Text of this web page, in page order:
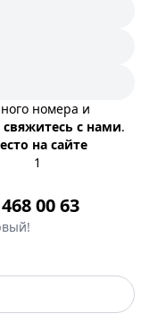
номера и
свяжитесь с нами.
на сайте
1
00 63